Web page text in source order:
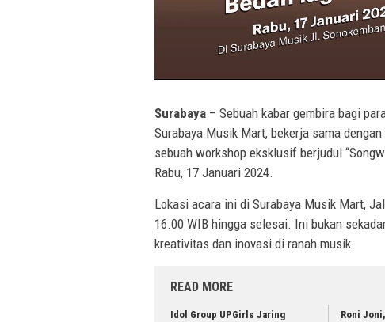
Surabaya – Sebuah kabar gembira bagi
Surabaya Musik Mart, bekerja sama
sebuah workshop eksklusif berjudul
Rabu, 17 Januari 2024.
Lokasi acara ini di Surabaya Musik Mart,
16.00 WIB hingga selesai. Ini bukan
kreativitas dan inovasi di ranah musik.
READ MORE
Idol Group UPGirls Jaring
Roni